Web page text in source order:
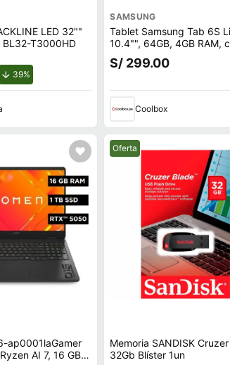
LED 32""
BL32-T3000HD
39%de descuento.
SAMSUNG
Tablet Samsung Tab 6S
10.4"", 64GB, 4GB RAM,
principal 8MP y frontal
Octa-Core, 7040 mAh,
S/ 299.00
Coolbox
ap0001laGamer
AI 7, 16 GB
Mejor precio.
Oferta
Memoria SANDISK
32Gb Blíster 1un